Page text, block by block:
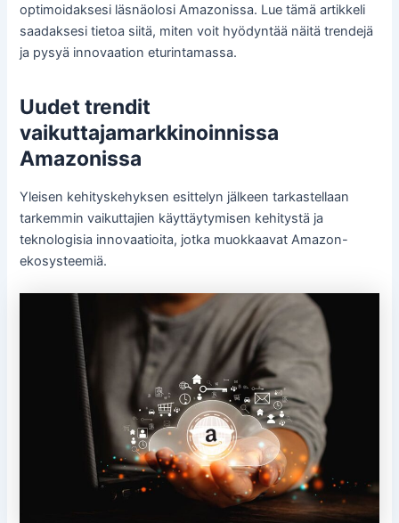
optimoidaksesi läsnäolosi Amazonissa. Lue tämä artikkeli
saadaksesi tietoa siitä, miten voit hyödyntää näitä trendejä
ja pysyä innovaation eturintamassa.
Uudet trendit
vaikuttajamarkkinoinnissa
Amazonissa
Yleisen kehityskehyksen esittelyn jälkeen tarkastellaan
tarkemmin vaikuttajien käyttäytymisen kehitystä ja
teknologisia innovaatioita, jotka muokkaavat Amazon-
ekosysteemiä.